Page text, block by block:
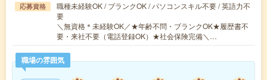
応募資格
職種未経験OK / ブランクOK / パソコンスキル不要 / 英語力不
要
＼無資格＊未経験OK／★年齢不問・ブランクOK★履歴書不
要・来社不要（電話登録OK）★社会保険完備＼…
職場の雰囲気